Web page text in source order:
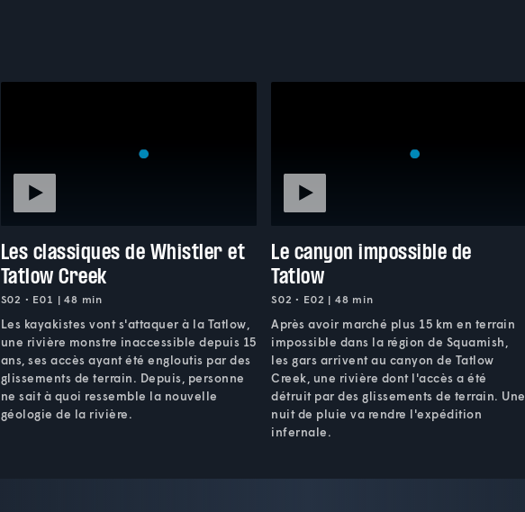
Les classiques de Whistler et
Tatlow Creek
S02 • E01 | 48 min
Les kayakistes vont s'attaquer à la Tatlow,
une rivière monstre inaccessible depuis 15
ans, ses accès ayant été engloutis par des
glissements de terrain. Depuis, personne
ne sait à quoi ressemble la nouvelle
géologie de la rivière.
Le canyon impossible de
Tatlow
S02 • E02 | 48 min
Après avoir marché plus 15 km en terrain
impossible dans la région de Squamish,
les gars arrivent au canyon de Tatlow
Creek, une rivière dont l'accès a été
détruit par des glissements de terrain. Une
nuit de pluie va rendre l'expédition
infernale.